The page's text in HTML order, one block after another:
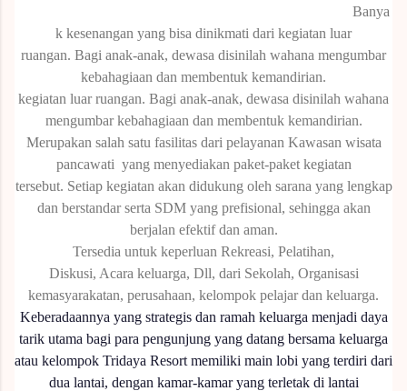
Banya
k kesenangan yang bisa dinikmati dari kegiatan luar
ruangan. Bagi anak-anak, dewasa disinilah wahana mengumbar
kebahagiaan dan membentuk kemandirian.
kegiatan luar ruangan. Bagi anak-anak, dewasa disinilah wahana
mengumbar kebahagiaan dan membentuk kemandirian.
Merupakan salah satu fasilitas dari pelayanan Kawasan wisata
pancawati yang menyediakan paket-paket kegiatan
tersebut. Setiap kegiatan akan didukung oleh sarana yang lengkap
dan berstandar serta SDM yang prefisional, sehingga akan
berjalan efektif dan aman.
Tersedia untuk keperluan Rekreasi, Pelatihan,
Diskusi, Acara keluarga, Dll, dari Sekolah, Organisasi
kemasyarakatan, perusahaan, kelompok pelajar dan keluarga.
Keberadaannya yang strategis dan ramah keluarga menjadi daya
tarik utama bagi para pengunjung yang datang bersama keluarga
atau kelompok Tridaya Resort memiliki main lobi yang terdiri dari
dua lantai, dengan kamar-kamar yang terletak di lantai